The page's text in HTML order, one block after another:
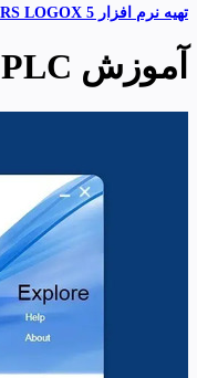
تهیه نرم افزار RS LOGOX 5 از اینجا
آموزش PLC